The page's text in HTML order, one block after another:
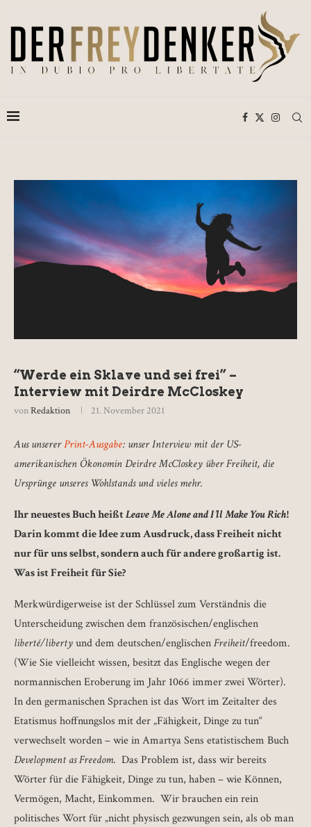
“Werde ein Sklave und sei frei” –
Interview mit Deirdre McCloskey
vonRedaktion 21. November 2021
Aus unsererPrint-Ausgabe: unser Interview mit der US-
amerikanischen Ökonomin Deirdre McCloskey über Freiheit, die
Ursprünge unseres Wohlstands und vieles mehr.
Ihr neuestes Buch heißtLeave Me Alone and I’ll Make You Rich!
Darin kommt die Idee zum Ausdruck, dass Freiheit nicht
nur für uns selbst, sondern auch für andere großartig ist.
Was ist Freiheit für Sie?
Merkwürdigerweise ist der Schlüssel zum Verständnis die
Unterscheidung zwischen dem französischen/englischen
liberté/libertyund dem deutschen/englischenFreiheit/freedom.
(Wie Sie vielleicht wissen, besitzt das Englische wegen der
normannischen Eroberung im Jahr 1066 immer zwei Wörter).
In den germanischen Sprachen ist das Wort im Zeitalter des
Etatismus hoffnungslos mit der „Fähigkeit, Dinge zu tun“
verwechselt worden – wie in Amartya Sens etatistischem Buch
Development as Freedom. Das Problem ist, dass wir bereits
Wörter für die Fähigkeit, Dinge zu tun, haben – wie Können,
Vermögen, Macht, Einkommen. Wir brauchen ein rein
politisches Wort für „nicht physisch gezwungen sein, als ob man